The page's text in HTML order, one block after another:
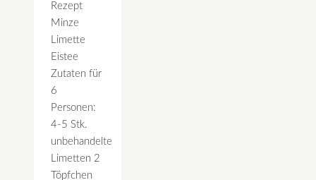
Rezept
Minze
Limette
Eistee
Zutaten für
6
Personen:
4-5 Stk.
unbehandelte
Limetten 2
Töpfchen